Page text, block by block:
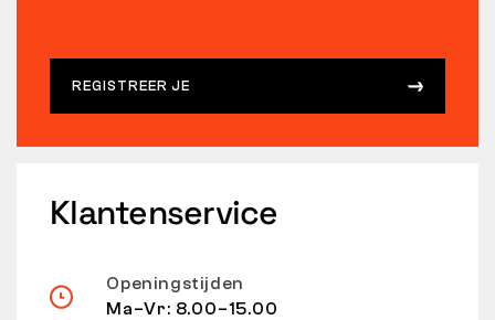
REGISTREER JE
Klantenservice
Openingstijden
Ma–Vr: 8.00–15.00